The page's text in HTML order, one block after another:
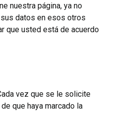
nuestra página, ya no
datos en esos otros
que usted está de acuerdo
vez que se le solicite
que haya marcado la